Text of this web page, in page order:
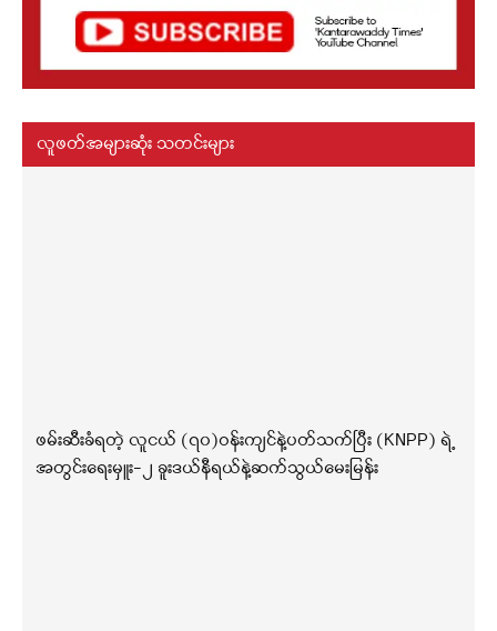
လူဖတ်အများဆုံး သတင်းများ
ဖမ်းဆီးခံရတဲ့ လူငယ် (၇၀)ဝန်းကျင်နဲ့ပတ်သက်ပြီး (KNPP) ရဲ့
အတွင်းရေးမှူး-၂ ခူးဒယ်နီရယ်နဲ့ဆက်သွယ်မေးမြန်း